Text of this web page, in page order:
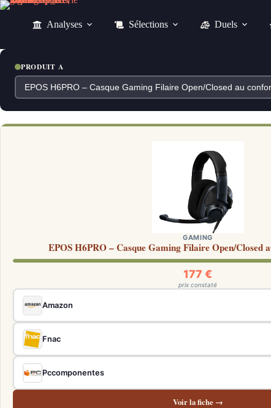
Passer
Analyses Sélections Duels
PRODUIT A
GAMING
EPOS H6PRO – Casque Gaming Filaire Open/Closed
177 €
prix constaté
Amazon
Fnac
Pccomponentes
Voir la fiche →